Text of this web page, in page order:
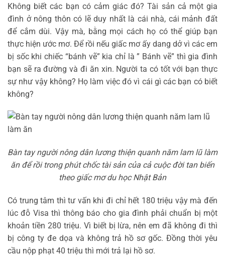
Không biết các bạn có cảm giác đó? Tài sản cả một gia
đình ở nông thôn có lẽ duy nhất là cái nhà, cái mảnh đất
để cắm dùi. Vậy mà, bằng mọi cách họ có thể giúp bạn
thực hiện ước mơ. Để rồi nếu giấc mơ ấy dang dở vì các em
bị sốc khi chiếc “bánh vẽ” kia chỉ là ” Bánh vẽ” thì gia đình
bạn sẽ ra đường và đi ăn xin. Người ta có tốt với bạn thực
sự như vậy không? Họ làm việc đó vì cái gì các bạn có biết
không?
Bàn tay người nông dân lương thiện quanh năm lam lũ làm
ăn để rồi trong phút chốc tài sản của cả cuộc đời tan biến
theo giấc mơ du học Nhật Bản
Có trung tâm thì tư vấn khi đi chỉ hết 180 triệu vậy mà đến
lúc đỗ Visa thì thông báo cho gia đình phải chuẩn bị một
khoản tiền 280 triệu. Vì biết bị lừa, nên em đã không đi thì
bị công ty đe dọa và không trả hồ sơ gốc. Đồng thời yêu
cầu nộp phạt 40 triệu thì mới trả lại hồ sơ.